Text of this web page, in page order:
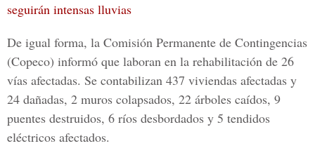
seguirán intensas lluvias
De igual forma, la Comisión Permanente de Contingencias
(Copeco) informó que laboran en la rehabilitación de 26
vías afectadas. Se contabilizan 437 viviendas afectadas y
24 dañadas, 2 muros colapsados, 22 árboles caídos, 9
puentes destruidos, 6 ríos desbordados y 5 tendidos
eléctricos afectados.